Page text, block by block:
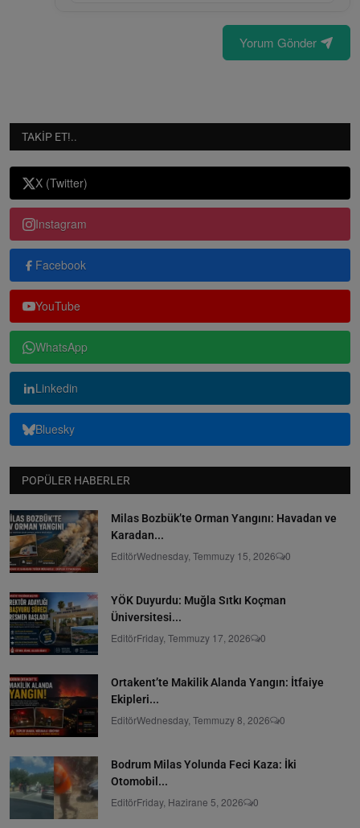
Yorum Gönder
TAKIP ET!..
X (Twitter)
Instagram
Facebook
YouTube
WhatsApp
Linkedin
Bluesky
POPÜLER HABERLER
Milas Bozbük’te Orman Yangını: Havadan ve
Karadan...
EditörWednesday, Temmuzy 15, 2026 0
YÖK Duyurdu: Muğla Sıtkı Koçman
Üniversitesi...
EditörFriday, Temmuzy 17, 2026 0
Ortakent’te Makilik Alanda Yangın: İtfaiye
Ekipleri...
EditörWednesday, Temmuzy 8, 2026 0
Bodrum Milas Yolunda Feci Kaza: İki
Otomobil...
EditörFriday, Hazirane 5, 2026 0